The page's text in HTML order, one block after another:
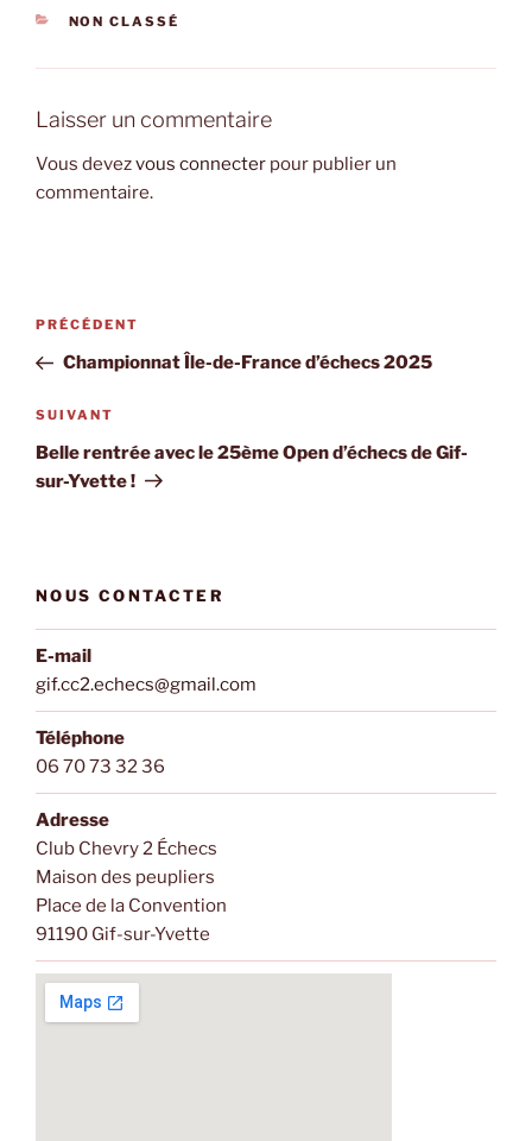
CATÉGORIES
NON CLASSÉ
Laisser un commentaire
Vous devezvous connecter pour publier un
commentaire.
Navigation
l’article
Article
précédent
PRÉCÉDENT
Championnat Île-de-France d’échecs 2025
Article
suivant
SUIVANT
Belle rentrée avec le 25ème Open d’échecs de Gif-
sur-Yvette !
NOUS CONTACTER
E-mail
gif.cc2.echecs@gmail.com
Téléphone
06 70 73 32 36
Adresse
Club Chevry 2 Échecs
Maison des peupliers
Place de la Convention
91190 Gif-sur-Yvette